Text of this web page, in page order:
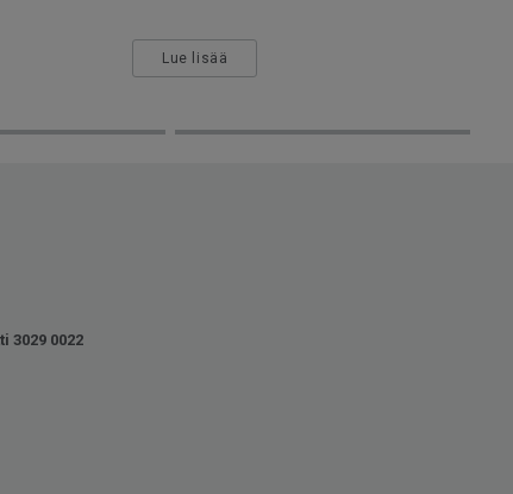
Lue lisää
0022